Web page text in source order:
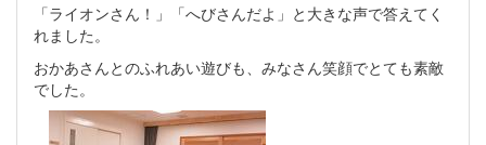
「ライオンさん！」「へびさんだよ」と大きな声で答えてく
れました。
おかあさんとのふれあい遊びも、みなさん笑顔でとても素敵
でした。